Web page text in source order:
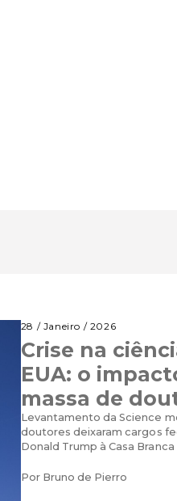
28 / Janeiro / 2026
Crise na
EUA: o
massa de
Levantamento da Science
doutores deixaram cargos
Donald Trump à Casa Branca
Por Bruno de Pierro